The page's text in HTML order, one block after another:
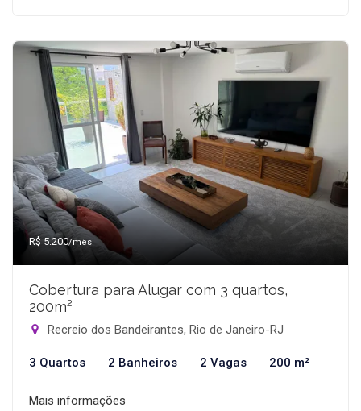
R$ 5.200/mês
Cobertura para Alugar com 3 quartos,
200m²
Recreio dos Bandeirantes, Rio de Janeiro-RJ
3 Quartos 2 Banheiros 2 Vagas 200 m²
Mais informações